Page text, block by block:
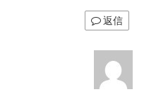
返信